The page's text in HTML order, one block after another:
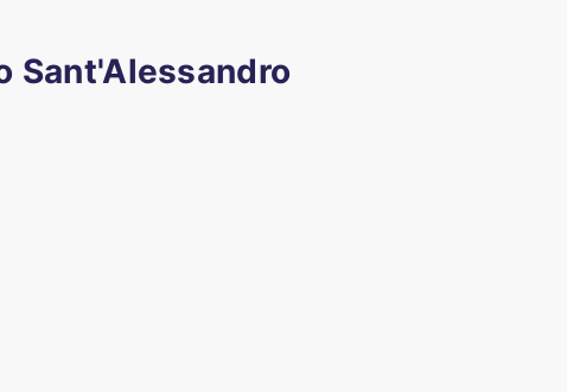
Sant'Alessandro